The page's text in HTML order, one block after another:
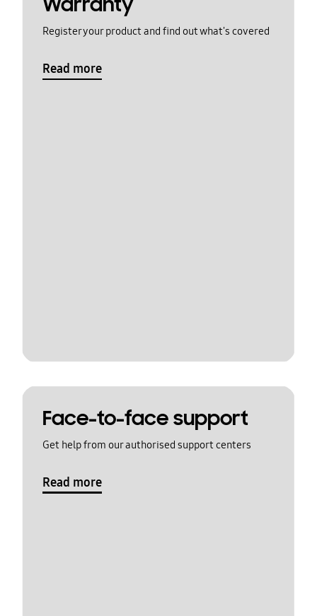
Register your product and find out what's covered
Read more
Face-to-face support
Get help from our authorised support centers
Read more